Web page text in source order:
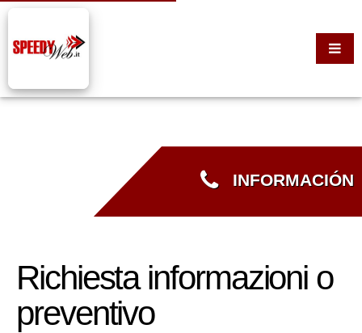
INFORMACIÓN
Richiesta informazioni o
preventivo